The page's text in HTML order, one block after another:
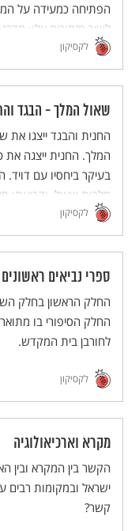
הפתיחה כמעידה על
לשיר מזמורים אלו:
לקסיקון
שאול המלך - הבגד
החנית והבגד ייצגו את
המלך. החנית ייצגה את
בעיקר ביחסיו עם
מלכות שאול, וקריעתו
השלטון וגם את הקרע
לקסיקון
ספרי נביאים ראשונים
החלק הראשון בחלק
החלק הסיפורי בו
לחורבן בית המקדש.
לקסיקון
מקרא וארכיאולוגיה
הקשר בין המקרא ובין
ישראל ובמקומות רבים
קשר?